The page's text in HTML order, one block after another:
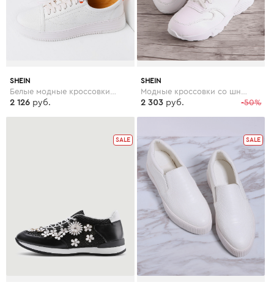
SHEIN
2 126 руб.
SHEIN
-50%
2 303 руб.
SALE SALE